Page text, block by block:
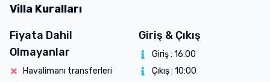
Villa Kuralları
Fiyata Dahil
Olmayanlar
Havalimanı transferleri
Giriş & Çıkış
Giriş : 16:00
Çıkış : 10:00